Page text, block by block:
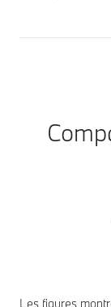
Les figures